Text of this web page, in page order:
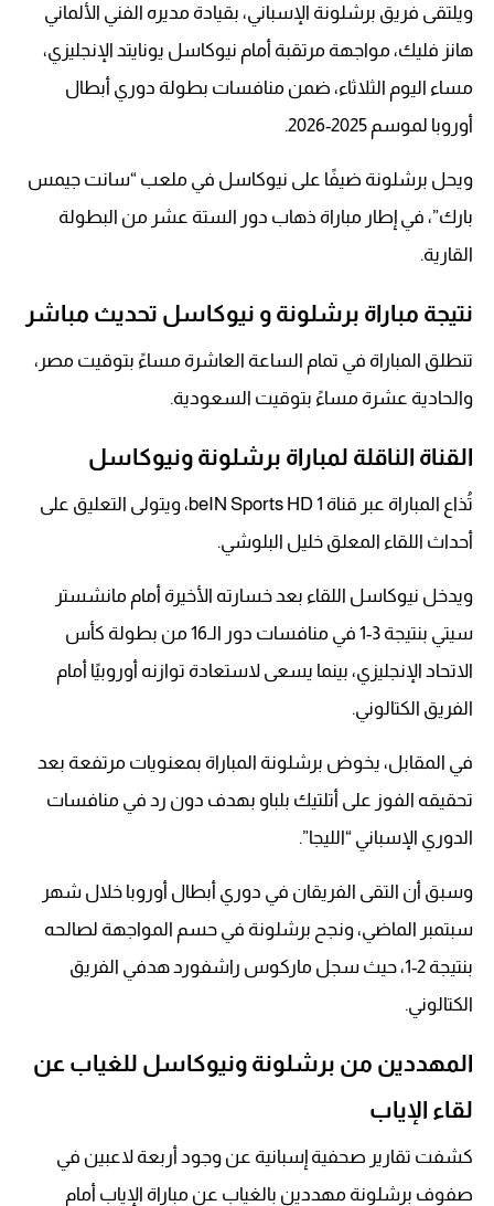
ويلتقى فريق برشلونة الإسباني، بقيادة مديره الفني الألماني
هانز فليك، مواجهة مرتقبة أمام نيوكاسل يونايتد الإنجليزي،
مساء اليوم الثلاثاء، ضمن منافسات بطولة دوري أبطال
أوروبا لموسم 2025-2026.
ويحل برشلونة ضيفًا على نيوكاسل في ملعب “سانت جيمس
بارك”، في إطار مباراة ذهاب دور الستة عشر من البطولة
القارية.
نتيجة مباراة برشلونة و نيوكاسل تحديث مباشر
تنطلق المباراة في تمام الساعة العاشرة مساءً بتوقيت مصر،
والحادية عشرة مساءً بتوقيت السعودية.
القناة الناقلة لمباراة برشلونة ونيوكاسل
تُذاع المباراة عبر قناة beIN Sports HD 1، ويتولى التعليق على
أحداث اللقاء المعلق خليل البلوشي.
ويدخل نيوكاسل اللقاء بعد خسارته الأخيرة أمام مانشستر
سيتي بنتيجة 3-1 في منافسات دور الـ16 من بطولة كأس
الاتحاد الإنجليزي، بينما يسعى لاستعادة توازنه أوروبيًا أمام
الفريق الكتالوني.
في المقابل، يخوض برشلونة المباراة بمعنويات مرتفعة بعد
تحقيقه الفوز على أتلتيك بلباو بهدف دون رد في منافسات
الدوري الإسباني “الليجا”.
وسبق أن التقى الفريقان في دوري أبطال أوروبا خلال شهر
سبتمبر الماضي، ونجح برشلونة في حسم المواجهة لصالحه
بنتيجة 2-1، حيث سجل ماركوس راشفورد هدفي الفريق
الكتالوني.
المهددين من برشلونة ونيوكاسل للغياب عن
لقاء الإياب
كشفت تقارير صحفية إسبانية عن وجود أربعة لاعبين في
صفوف برشلونة مهددين بالغياب عن مباراة الإياب أمام